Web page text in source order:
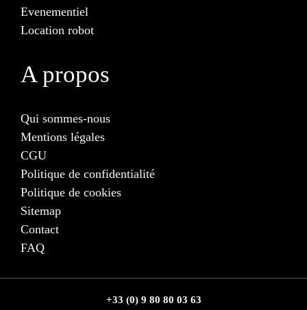
Evenementiel
Location robot
A propos
Qui sommes-nous
Mentions légales
CGU
Politique de confidentialité
Politique de cookies
Sitemap
Contact
FAQ
+33 (0) 9 80 80 03 63